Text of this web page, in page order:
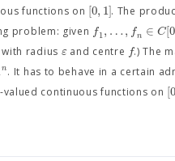
functions on [0, 1]. The
problem: given f1, …, fn ∈ C[0
radius ε and centre f.) The
n. It has to behave in a certain
continuous functions on [0